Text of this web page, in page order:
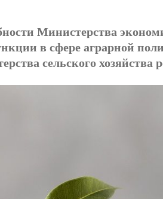
Министерства
в сфере аграрной
сельского хозяйства